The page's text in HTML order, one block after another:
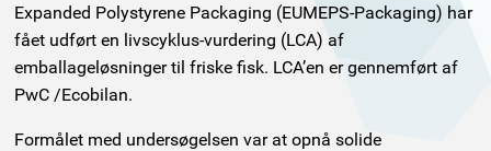
Expanded Polystyrene Packaging (EUMEPS-Packaging) har
fået udført en livscyklus-vurdering (LCA) af
emballageløsninger til friske fisk. LCA’en er gennemført af
PwC /Ecobilan.
Formålet med undersøgelsen var at opnå solide